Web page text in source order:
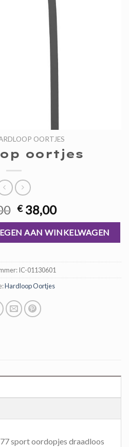
OORTJES
oortjes
Oorspronkelijke
prijs
was:
€ 57,00.
€38,00Huidige
prijs
is:
€ 38,00.
AAN WINKELWAGEN
IC-01130601
Hardloop Oortjes
sport oordopjes draadloos